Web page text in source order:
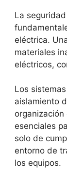
La
eléctrica.
materiales
eléctricos,
Los
aislamiento
esenciales
solo de
entorno de
los equipos.